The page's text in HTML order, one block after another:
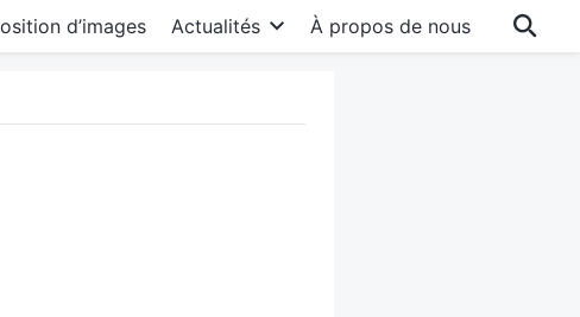
d’images Actualités À propos de nous